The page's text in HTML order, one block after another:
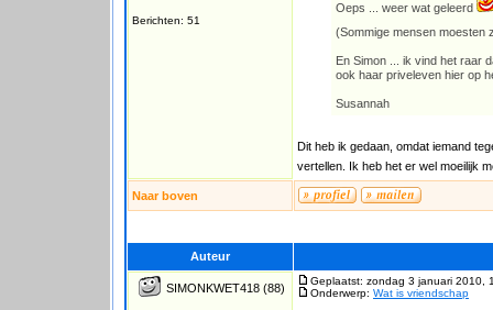
Berichten: 51
Oeps ... weer wat geleerd
(Sommige mensen moesten
En Simon ... ik vind het raar
ook haar priveleven hier op
Susannah
Dit heb ik gedaan, omdat iemand
vertellen. Ik heb het er wel moeilijk
Naar boven
Auteur
SIMONKWET418 (88)
Geplaatst: zondag 3 januari 2010,
Onderwerp: Wat is vriendschap